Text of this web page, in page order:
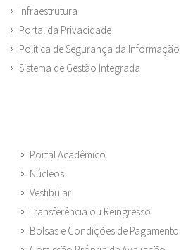
Infraestrutura
Portal da Privacidade
Política de Segurança da Informação
Sistema de Gestão Integrada
Portal Acadêmico
Núcleos
Vestibular
Transferência ou Reingresso
Bolsas e Condições de Pagamento